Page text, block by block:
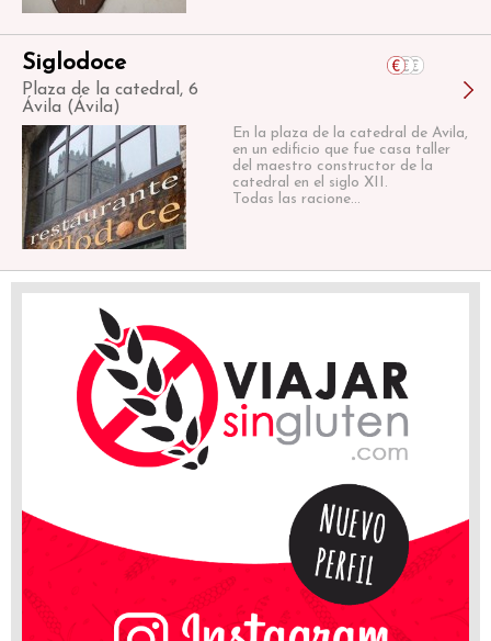
Siglodoce
Plaza de la catedral, 6
Ávila (Ávila)
En la plaza de la catedral de Avila,
en un edificio que fue casa taller
del maestro constructor de la
catedral en el siglo XII.
Todas las racione...